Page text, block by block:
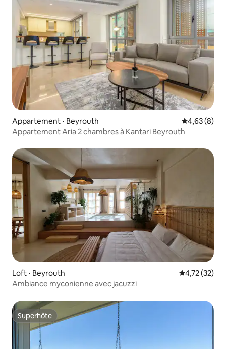
Appartement ⋅ Beyrouth Évaluation
4,63 (8)
Appartement Aria 2 chambres à Kantari Beyrouth
Loft ⋅ Beyrouth Évaluation
4,72 (32)
Ambiance myconienne avec jacuzzi
Superhôte
Superhôte